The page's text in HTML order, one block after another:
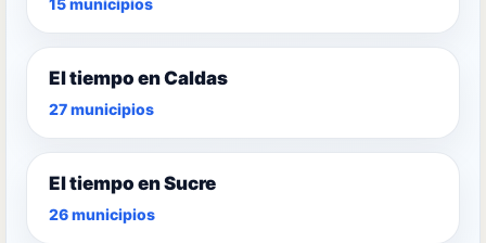
El tiempo en Caldas
27 municipios
El tiempo en Sucre
26 municipios